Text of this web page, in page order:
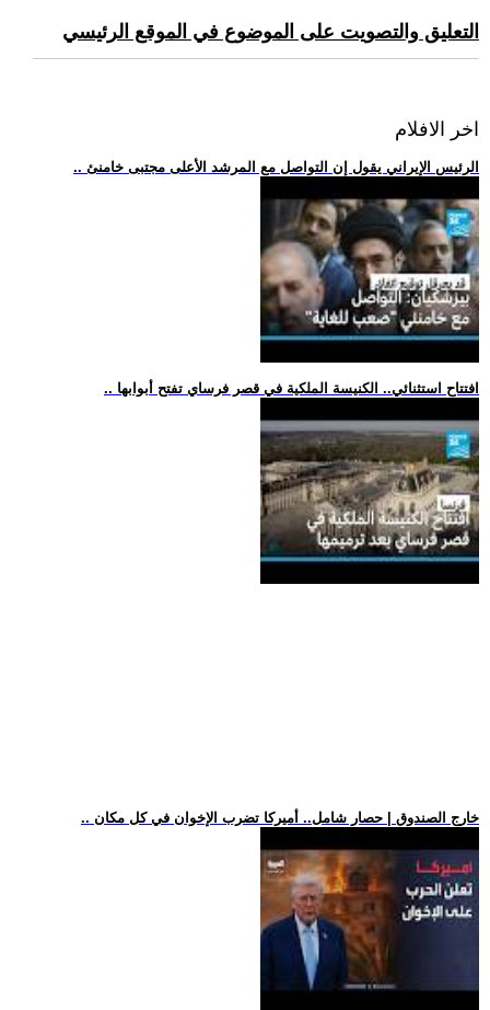
التعليق والتصويت على الموضوع في الموقع الرئيسي
اخر الافلام
.. الرئيس الإيراني يقول إن التواصل مع المرشد الأعلى مجتبى خامنئ
.. افتتاح استثنائي.. الكنيسة الملكية في قصر فرساي تفتح أبوابها
.. خارج الصندوق | حصار شامل.. أميركا تضرب الإخوان في كل مكان